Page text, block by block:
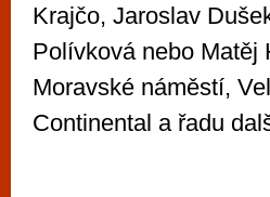
Krajčo, Jaroslav
Polívková nebo Matěj
Moravské náměstí,
Continental a řadu